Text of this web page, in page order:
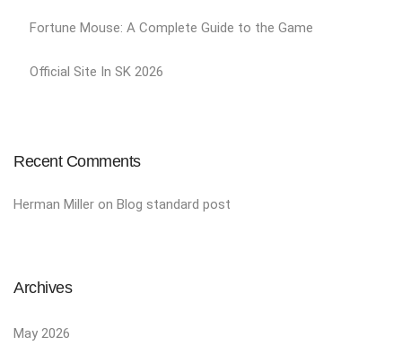
Fortune Mouse: A Complete Guide to the Game
Official Site In SK 2026
Recent Comments
Herman Miller on Blog standard post
Archives
May 2026